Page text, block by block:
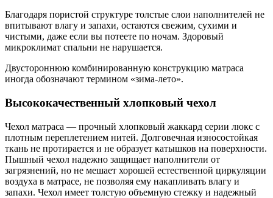
Благодаря пористой структуре толстые слои наполнителей не
впитывают влагу и запахи, остаются свежим, сухими и
чистыми, даже если вы потеете по ночам. Здоровый
микроклимат спальни не нарушается.
Двустороннюю комбинированную конструкцию матраса
иногда обозначают термином «зима-лето».
Высококачественный хлопковый чехол
Чехол матраса — прочный хлопковый жаккард серии люкс с
плотным переплетением нитей. Долговечная износостойкая
ткань не протирается и не образует катышков на поверхности.
Пышный чехол надежно защищает наполнители от
загрязнений, но не мешает хорошей естественной циркуляции
воздуха в матрасе, не позволяя ему накапливать влагу и
запахи. Чехол имеет толстую объемную стежку и надежный